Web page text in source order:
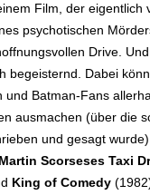
Film, der eigentlich
psychotischen
Drive.
begeisternd. Dabei
und Batman-Fans
ausmachen (über die
und gesagt
Martin Scorseses Taxi
King of Comedy